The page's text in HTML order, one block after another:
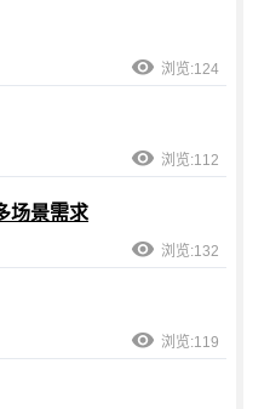
浏览:124
浏览:112
场景需求
浏览:132
浏览:119